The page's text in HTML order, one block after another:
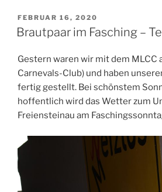
VERÖFFENTLICHT
AM
FEBRUAR 16, 2020
Brautpaar im Fasching –
Gestern waren wir mit dem MLCC
Carnevals-Club) und haben
fertig gestellt. Bei schönstem
hoffentlich wird das Wetter zum
Freiensteinau am